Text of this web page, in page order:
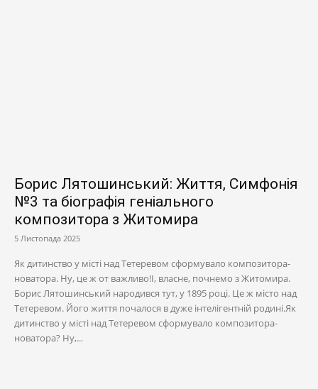
Борис Лятошинський: Життя, Симфонія
№3 та біографія геніального
композитора з Житомира
5 Листопада 2025
Як дитинство у місті над Тетеревом сформувало композитора-
новатора. Ну, це ж от важливо!І, власне, почнемо з Житомира.
Борис Лятошинський народився тут, у 1895 році. Це ж місто над
Тетеревом. Його життя почалося в дуже інтелігентній родині.Як
дитинство у місті над Тетеревом сформувало композитора-
новатора? Ну,...